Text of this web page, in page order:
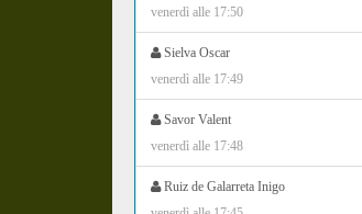
venerdì alle 17:50
Sielva Oscar
venerdì alle 17:49
Savor Valent
venerdì alle 17:48
Ruiz de Galarreta Inigo